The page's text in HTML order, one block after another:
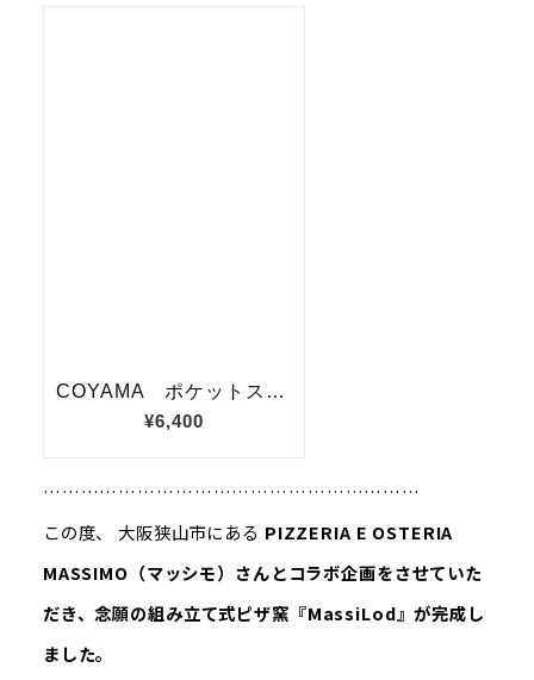
……………………………………………………
この度、 大阪狭山市にある PIZZERIA E OSTERIA
MASSIMO（マッシモ）さんとコラボ企画をさせていた
だき、念願の組み立て式ピザ窯『MassiLod』が完成し
ました。